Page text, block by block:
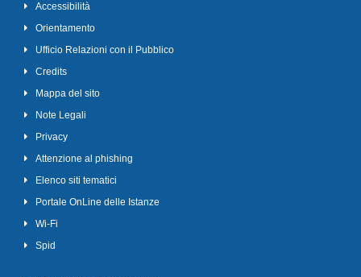
Accessibilità
Orientamento
Ufficio Relazioni con il Pubblico
Credits
Mappa del sito
Note Legali
Privacy
Attenzione al phishing
Elenco siti tematici
Portale OnLine delle Istanze
Wi-Fi
Spid